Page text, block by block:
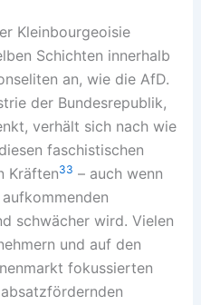
Kleinbourgeoisie
Schichten innerhalb
an, wie die AfD.
der Bundesrepublik,
verhält sich nach wie
faschistischen
Kräften33 – auch wenn
schwächer wird. Vielen
und auf den
fokussierten